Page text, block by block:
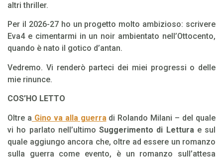
altri thriller.
Per il 2026-27 ho un progetto molto ambizioso: scrivere
Eva4 e cimentarmi in un noir ambientato nell’Ottocento,
quando è nato il gotico d’antan.
Vedremo. Vi renderò parteci dei miei progressi o delle
mie rinunce.
COS’HO LETTO
Oltre a Gino va alla guerra di Rolando Milani – del quale
vi ho parlato nell’ultimo Suggerimento di Lettura e sul
quale aggiungo ancora che, oltre ad essere un romanzo
sulla guerra come evento, è un romanzo sull’attesa